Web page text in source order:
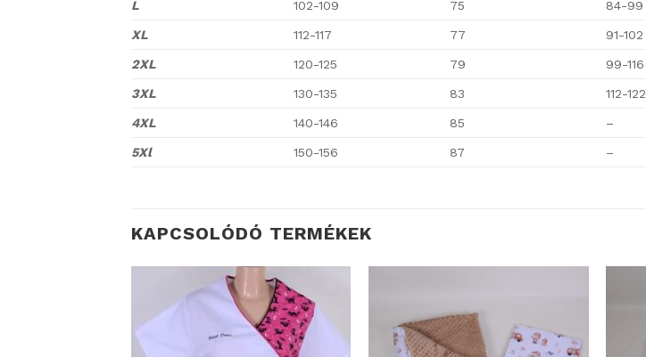
L 102-109 75 84-99
XL 112-117 77 91-102
2XL 120-125 79 99-116
3XL 130-135 83 112-122
4XL 140-146 85 –
5Xl 150-156 87 –
KAPCSOLÓDÓ TERMÉKEK